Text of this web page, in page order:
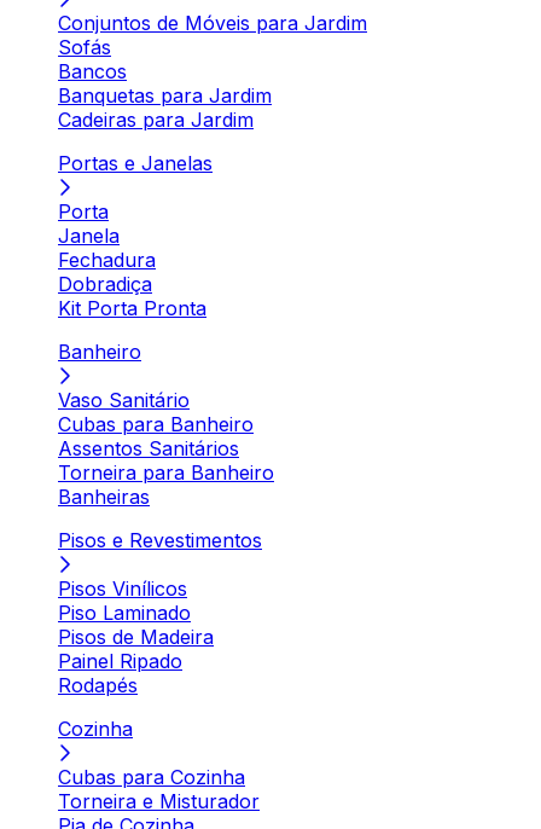
Conjuntos de Móveis para Jardim
Sofás
Bancos
Banquetas para Jardim
Cadeiras para Jardim
Portas e Janelas
Porta
Janela
Fechadura
Dobradiça
Kit Porta Pronta
Banheiro
Vaso Sanitário
Cubas para Banheiro
Assentos Sanitários
Torneira para Banheiro
Banheiras
Pisos e Revestimentos
Pisos Vinílicos
Piso Laminado
Pisos de Madeira
Painel Ripado
Rodapés
Cozinha
Cubas para Cozinha
Torneira e Misturador